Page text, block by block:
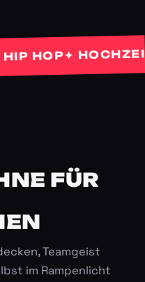
HOP✦
FÜR K
Teamgeist
im Rampenlicht